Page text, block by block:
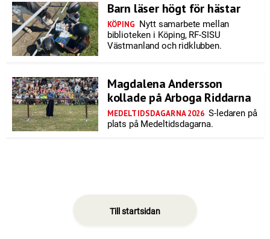
Barn läser högt för hästar
KÖPING Nytt samarbete mellan
biblioteken i Köping, RF-SISU
Västmanland och ridklubben.
Magdalena Andersson
kollade på Arboga Riddarna
MEDELTIDSDAGARNA 2026 S-ledaren på
plats på Medeltidsdagarna.
Till startsidan